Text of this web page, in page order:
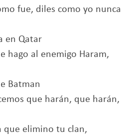
fue, diles como yo nunca
en Qatar
hago al enemigo Haram,
Batman
que harán, que harán,
que elimino tu clan,